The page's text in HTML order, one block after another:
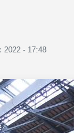
2022 - 17:48